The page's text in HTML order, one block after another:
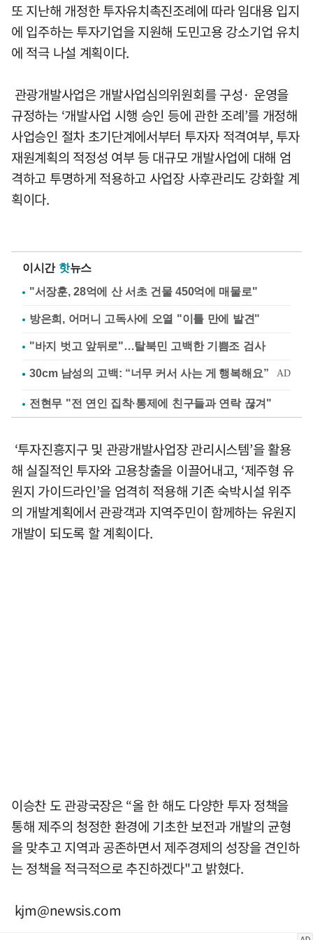
또 지난해 개정한 투자유치촉진조례에 따라 임대용 입지
에 입주하는 투자기업을 지원해 도민고용 강소기업 유치
에 적극 나설 계획이다.
관광개발사업은 개발사업심의위원회를 구성· 운영을
규정하는 ‘개발사업 시행 승인 등에 관한 조례’를 개정해
사업승인 절차 초기단계에서부터 투자자 적격여부, 투자
재원계획의 적정성 여부 등 대규모 개발사업에 대해 엄
격하고 투명하게 적용하고 사업장 사후관리도 강화할 계
획이다.
이시간 핫뉴스
"서장훈, 28억에 산 서초 건물 450억에 매물로"
방은희, 어머니 고독사에 오열 "이틀 만에 발견"
"바지 벗고 앞뒤로"…탈북민 고백한 기쁨조 검사
전현무 "전 연인 집착·통제에 친구들과 연락 끊겨"
‘투자진흥지구 및 관광개발사업장 관리시스템’을 활용
해 실질적인 투자와 고용창출을 이끌어내고, ‘제주형 유
원지 가이드라인’을 엄격히 적용해 기존 숙박시설 위주
의 개발계획에서 관광객과 지역주민이 함께하는 유원지
개발이 되도록 할 계획이다.
이승찬 도 관광국장은 “올 한 해도 다양한 투자 정책을
통해 제주의 청정한 환경에 기초한 보전과 개발의 균형
을 맞추고 지역과 공존하면서 제주경제의 성장을 견인하
는 정책을 적극적으로 추진하겠다"고 밝혔다.
kjm@newsis.com